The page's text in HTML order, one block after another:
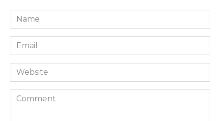
Name
*
Email
*
Website
Comment